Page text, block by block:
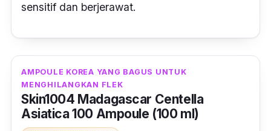
sensitif dan berjerawat.
AMPOULE KOREA YANG BAGUS UNTUK
MENGHILANGKAN FLEK
Skin1004 Madagascar Centella
Asiatica 100 Ampoule (100 ml)